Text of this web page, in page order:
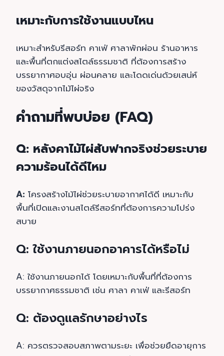
เหมาะกับการใช้งานแบบไหน
เหมาะสำหรับรีสอร์ท คาเฟ่ ศาลาพักผ่อน ร้านอาหาร
และพื้นที่ตกแต่งสไตล์ธรรมชาติ ที่ต้องการสร้าง
บรรยากาศอบอุ่น ผ่อนคลาย และโดดเด่นด้วยเสน่ห์
ของวัสดุจากไม้ไผ่จริง
คำถามที่พบบ่อย (FAQ)
Q: หลังคาไม้ไผ่สับฟากจริงช่วยระบาย
ความร้อนได้ดีไหม
A: โครงสร้างไม้ไผ่ช่วยระบายอากาศได้ดี เหมาะกับ
พื้นที่เปิดและงานสไตล์รีสอร์ทที่ต้องการความโปร่ง
สบาย
Q: ใช้งานภายนอกอาคารได้หรือไม่
A: ใช้งานภายนอกได้ โดยเหมาะกับพื้นที่ที่ต้องการ
บรรยากาศธรรมชาติ เช่น ศาลา คาเฟ่ และรีสอร์ท
Q: ต้องดูแลรักษาอย่างไร
A: ควรตรวจสอบสภาพตามระยะ เพื่อช่วยยืดอายุการ